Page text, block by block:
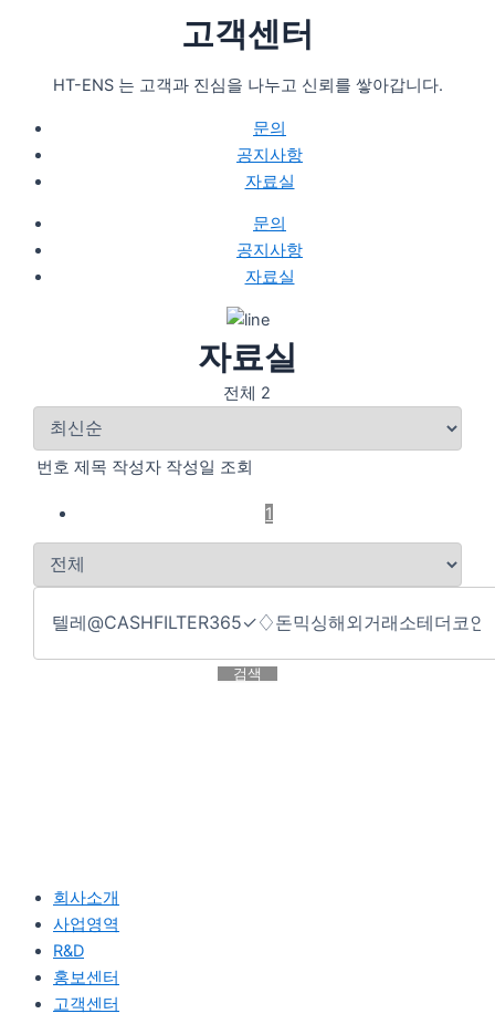
고객센터
HT-ENS 는 고객과 진심을 나누고 신뢰를 쌓아갑니다.
문의
공지사항
자료실
문의
공지사항
자료실
자료실
전체 2
번호 제목 작성자 작성일 조회
1
검색
회사소개
사업영역
R&D
홍보센터
고객센터